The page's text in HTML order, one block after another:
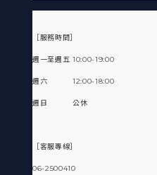
［服務時間］
週一至週五 10:00-19:00
週六 12:00-18:00
週日 公休
［客服專線］
06-2500410